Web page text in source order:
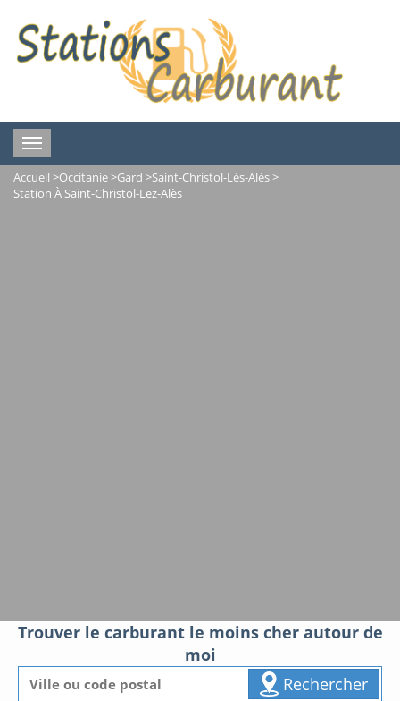
Toggle
navigation
Accueil >Occitanie>Gard >Saint-Christol-Lès-Alès>
Station À Saint-Christol-Lez-Alès
Trouver le carburant le moins cher autour de
moi
Rechercher